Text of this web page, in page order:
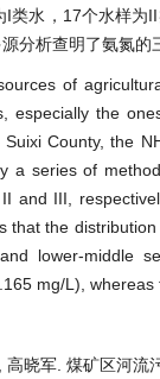
类水，17个水样
分析查明了氨氮
of
especially the
County, the
a series of
and III,
that the
lower-middle
mg/L),
高晓军. 煤矿区河